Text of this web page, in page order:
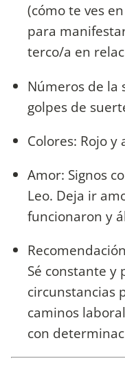
(cómo te ves
para
terco/a en
Números de la
golpes de
Colores: Rojo y
Amor: Signos
Leo. Deja ir
funcionaron y
Sé constante
circunstancias
caminos
con